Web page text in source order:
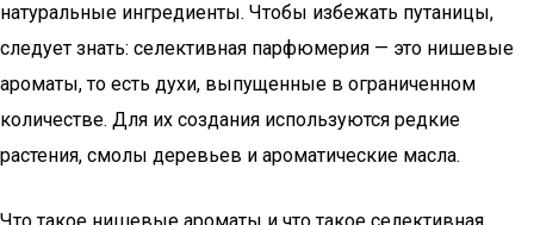
натуральные ингредиенты. Чтобы избежать путаницы,
следует знать: селективная парфюмерия — это нишевые
ароматы, то есть духи, выпущенные в ограниченном
количестве. Для их создания используются редкие
растения, смолы деревьев и ароматические масла.